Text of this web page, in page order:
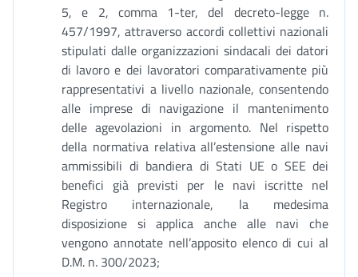
5, e 2, comma 1-ter, del decreto-legge n.
457/1997, attraverso accordi collettivi nazionali
stipulati dalle organizzazioni sindacali dei datori
di lavoro e dei lavoratori comparativamente più
rappresentativi a livello nazionale, consentendo
alle imprese di navigazione il mantenimento
delle agevolazioni in argomento. Nel rispetto
della normativa relativa all’estensione alle navi
ammissibili di bandiera di Stati UE o SEE dei
benefici già previsti per le navi iscritte nel
Registro internazionale, la medesima
disposizione si applica anche alle navi che
vengono annotate nell’apposito elenco di cui al
D.M. n. 300/2023;